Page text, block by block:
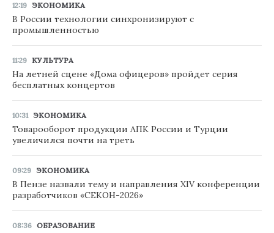
12:19 ЭКОНОМИКА
В России технологии синхронизируют с
промышленностью
11:29 КУЛЬТУРА
На летней сцене «Дома офицеров» пройдет серия
бесплатных концертов
10:31 ЭКОНОМИКА
Товарооборот продукции АПК России и Турции
увеличился почти на треть
09:29 ЭКОНОМИКА
В Пензе назвали тему и направления XIV конференции
разработчиков «СЕКОН-2026»
08:36 ОБРАЗОВАНИЕ